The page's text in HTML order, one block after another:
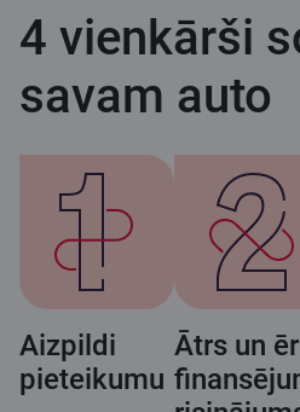
4 vienkārši
savam auto
Aizpildi
pieteikumu
Ātrs un